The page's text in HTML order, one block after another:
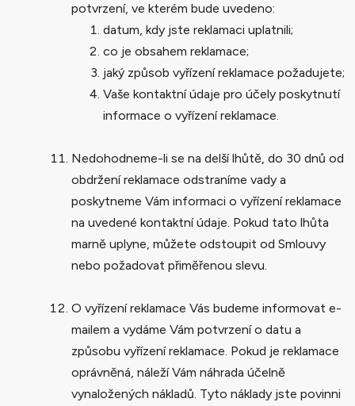
potvrzení, ve kterém bude uvedeno:
datum, kdy jste reklamaci uplatnili;
co je obsahem reklamace;
jaký způsob vyřízení reklamace požadujete;
Vaše kontaktní údaje pro účely poskytnutí
informace o vyřízení reklamace.
Nedohodneme-li se na delší lhůtě, do 30 dnů od
obdržení reklamace odstraníme vady a
poskytneme Vám informaci o vyřízení reklamace
na uvedené kontaktní údaje. Pokud tato lhůta
marně uplyne, můžete odstoupit od Smlouvy
nebo požadovat přiměřenou slevu.
O vyřízení reklamace Vás budeme informovat e-
mailem a vydáme Vám potvrzení o datu a
způsobu vyřízení reklamace. Pokud je reklamace
oprávněná, náleží Vám náhrada účelně
vynaložených nákladů. Tyto náklady jste povinni